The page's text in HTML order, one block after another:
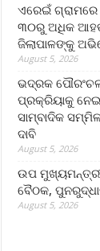
ଏରେଇଁ
୩୦ରୁ ଅଧିକ
ଜିଲାପାଳଙ୍କୁ
August 5, 2026
ଭଦ୍ରକ
ପ୍ରକ୍ରିୟାକୁ
ସାମ୍ବାଦିକ
ଦାବି
August 5, 2026
ଉପ
ବୈଠକ,
August 5, 2026